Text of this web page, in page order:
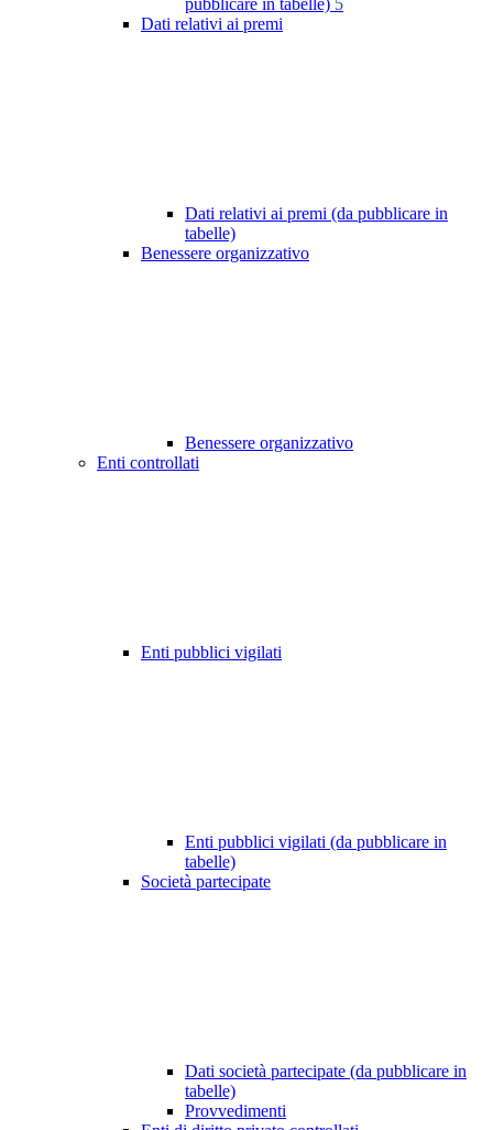
pubblicare in tabelle) 5
Dati relativi ai premi
Dati relativi ai premi (da pubblicare in
tabelle)
Benessere organizzativo
Benessere organizzativo
Enti controllati
Enti pubblici vigilati
Enti pubblici vigilati (da pubblicare in
tabelle)
Società partecipate
Dati società partecipate (da pubblicare in
tabelle)
Provvedimenti